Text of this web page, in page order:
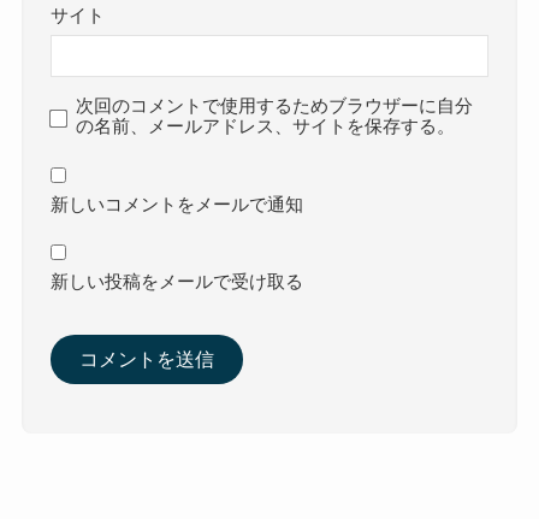
サイト
次回のコメントで使用するためブラウザーに自分
の名前、メールアドレス、サイトを保存する。
新しいコメントをメールで通知
新しい投稿をメールで受け取る